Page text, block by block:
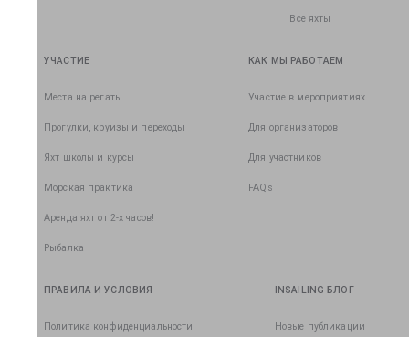
Все яхты
УЧАСТИЕ
Места на регаты
Прогулки, круизы и переходы
Яхт школы и курсы
Морская практика
Аренда яхт от 2-х часов!
Рыбалка
КАК МЫ РАБОТАЕМ
Участие в мероприятиях
Для организаторов
Для участников
FAQs
ПРАВИЛА И УСЛОВИЯ
Политика конфиденциальности
INSAILING БЛОГ
Новые публикации